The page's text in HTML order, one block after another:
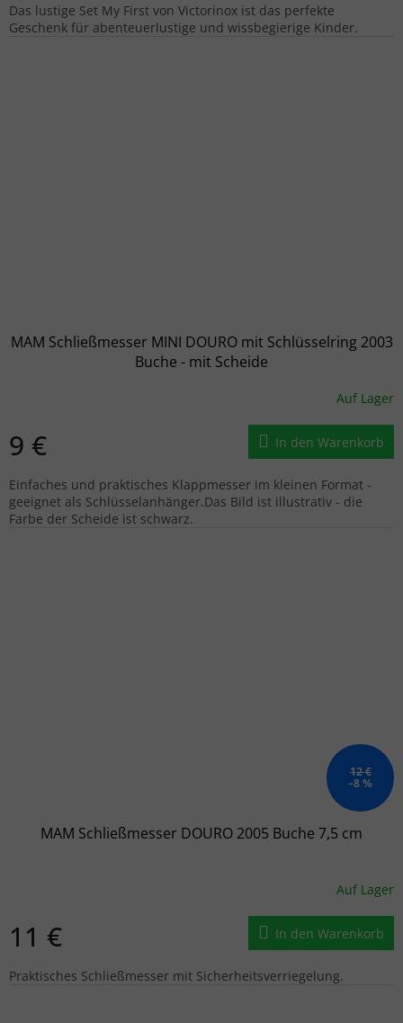
Das lustige Set My First von Victorinox ist das perfekte
Geschenk für abenteuerlustige und wissbegierige Kinder.
MAM Schließmesser MINI DOURO mit Schlüsselring 2003
Buche - mit Scheide
Auf Lager
9 € In den Warenkorb
Einfaches und praktisches Klappmesser im kleinen Format -
geeignet als Schlüsselanhänger.Das Bild ist illustrativ - die
Farbe der Scheide ist schwarz.
12 €
–8 %
MAM Schließmesser DOURO 2005 Buche 7,5 cm
Auf Lager
11 € In den Warenkorb
Praktisches Schließmesser mit Sicherheitsverriegelung.